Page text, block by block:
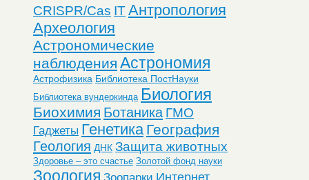
CRISPR/Cas ITАнтропология
Археология
Астрономические
наблюдения Астрономия
Астрофизика Библиотека ПостНауки
Библиотека вундеркинда Биология
Биохимия Ботаника ГМО
Гаджеты Генетика География
Геология ДНК Защита животных
Здоровье – это счастье Золотой фонд науки
Зоология Интернет